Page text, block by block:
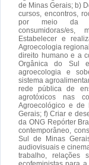
de Minas Gerais; b)
cursos, encontros,
por meio da
consumidoras/es,
Estabelecer e
Agroecologia
direito humano e a
Orgânica do Sul
agroecologia e
sistema
rede pública de
agrotóxicos nas
Agroecológico e de
Gerais; f) Criar e
da ONG Repórter
contemporâneo,
Sul de Minas
audiovisuais e
trabalho, relações